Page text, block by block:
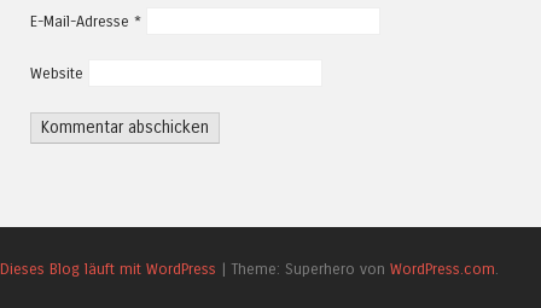
E-Mail-Adresse *
Website
Dieses Blog läuft mit WordPress | Theme: Superhero von WordPress.com